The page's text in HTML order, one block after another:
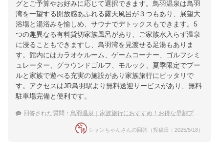
グとご予算やお好みに応じて選択できます。鳥羽温泉は鳥羽
湾を一望する開放感あふれる露天風呂が３つもあり、展望大
浴場と湯浴みを愉しめ、サウナでデトックスもできます。5
つの趣異なる有料貸切家族風呂があり、ご家族水入らず温泉
に浸ることもできますし、鳥羽湾を見渡せる足湯もありま
す。館内にはカラオケルーム、ゲームコーナー、ゴルフシミ
ュレーター、グラウンドゴルフ、モルック、夏季限定でプー
ルと家族で遊べる充実の施設があり家族旅行にピッタリで
す。アクセスはJR鳥羽駅より無料送迎サービスがあり、無料
駐車場完備と便利です。
回答された質問： 鳥羽温泉｜家族旅行におすすめ！お得な早割プランがある温泉宿は？
シャンちゃんさんの回答（投稿日：2025/5/18）